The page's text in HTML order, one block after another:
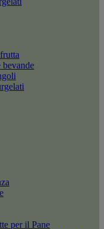
per il Pane